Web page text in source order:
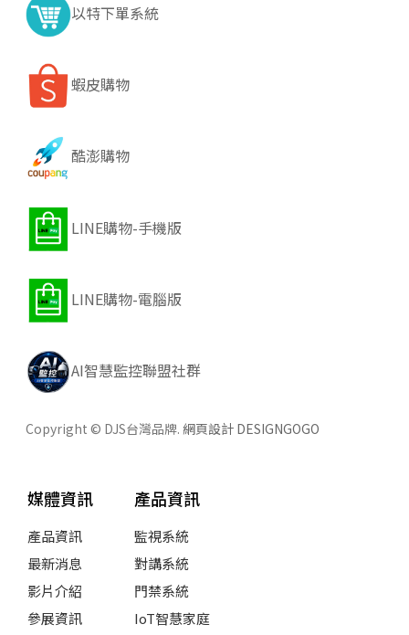
以特下單系統
蝦皮購物
酷澎購物
LINE購物-手機版
LINE購物-電腦版
AI智慧監控聯盟社群
Copyright © DJS台灣品牌. 網頁設計 DESIGNGOGO
媒體資訊
產品資訊
最新消息
影片介紹
參展資訊
產品資訊
監視系統
對講系統
門禁系統
IoT智慧家庭